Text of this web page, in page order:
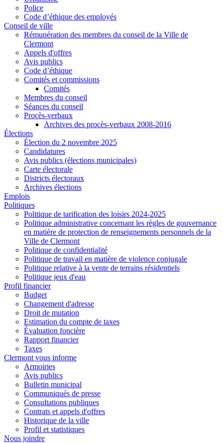
Police
Code d’éthique des employés
Conseil de ville
Rémunération des membres du conseil de la Ville de
Clermont
Appels d'offres
Avis publics
Code d’éthique
Comités et commissions
Comités
Membres du conseil
Séances du conseil
Procès-verbaux
Archives des procès-verbaux 2008-2016
Élections
Élection du 2 novembre 2025
Candidatures
Avis publics (élections municipales)
Carte électorale
Districts électoraux
Archives élections
Emplois
Politiques
Politique de tarification des loisirs 2024-2025
Politique administrative concernant les règles de gouvernance
en matière de protection de renseignements personnels de la
Ville de Clermont
Politique de confidentialité
Politique de travail en matière de violence conjugale
Politique relative à la vente de terrains résidentiels
Politique jeux d'eau
Profil financier
Budget
Changement d'adresse
Droit de mutation
Estimation du compte de taxes
Évaluation foncière
Rapport financier
Taxes
Clermont vous informe
Armoiries
Avis publics
Bulletin municipal
Communiqués de presse
Consultations publiques
Contrats et appels d'offres
Historique de la ville
Profil et statistiques
Nous joindre